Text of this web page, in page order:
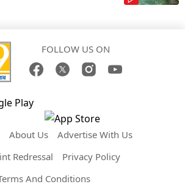
FOLLOW US ON
About Us
Advertise With Us
Redressal
Privacy Policy
And Conditions